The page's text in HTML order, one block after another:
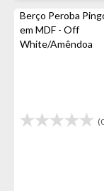
Berço Peroba
em MDF - Off
White/Amêndoa